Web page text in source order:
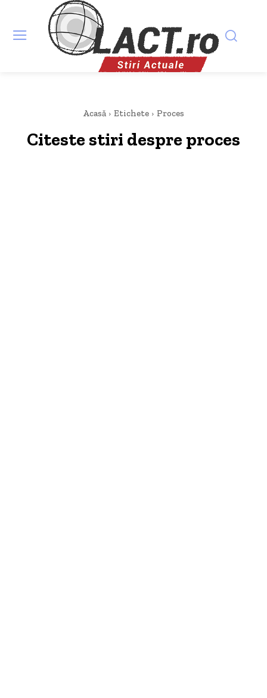
Acasă Etichete Proces
Citeste stiri despre proces